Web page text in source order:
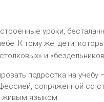
уроки,
К тому же, дети,
и
подростка на
сопряженной со
живым языком.